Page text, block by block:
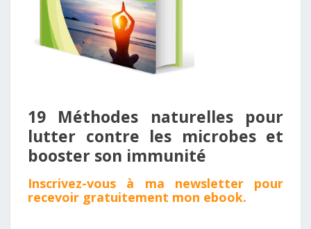
19 Méthodes naturelles pour
lutter contre les microbes et
booster son immunité ​
Inscrivez - vous à ma newsletter pour
recevoir gratuitement mon ebook.